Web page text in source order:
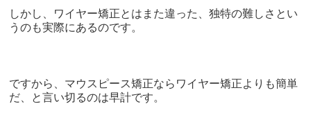
しかし、ワイヤー矯正とはまた違った、独特の難しさとい
うのも実際にあるのです。
ですから、マウスピース矯正ならワイヤー矯正よりも簡単
だ、と言い切るのは早計です。